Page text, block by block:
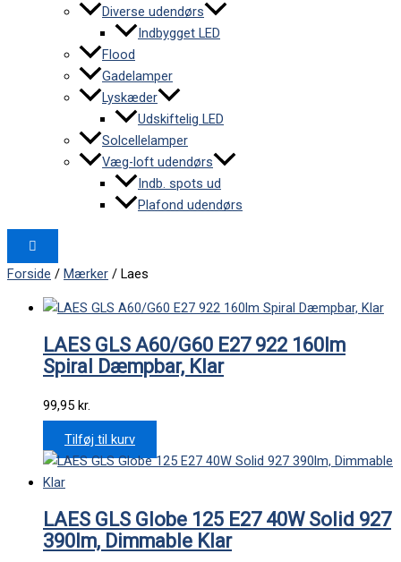
Diverse udendørs
Indbygget LED
Flood
Gadelamper
Lyskæder
Udskiftelig LED
Solcellelamper
Væg-loft udendørs
Indb. spots ud
Plafond udendørs
Forside / Mærker / Laes
LAES GLS A60/G60 E27 922 160lm
Spiral Dæmpbar, Klar
99,95 kr.
Tilføj til kurv
LAES GLS Globe 125 E27 40W Solid 927
390lm, Dimmable Klar